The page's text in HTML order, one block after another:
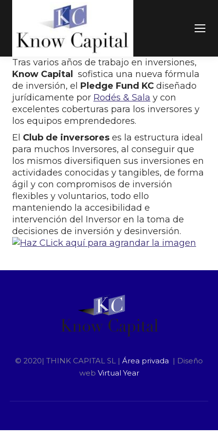
Tras varios años de trabajo en inversiones,
Know Capital
sofistica una nueva fórmula
de inversión, el Pledge Fund KC diseñado
jurídicamente por Rodés & Sala y con
excelentes coberturas para los inversores y
los equipos emprendedores.
El Club de inversores es la estructura ideal
para muchos Inversores, al conseguir que
los mismos diversifiquen sus inversiones en
actividades conocidas y tangibles, de forma
ágil y con compromisos de inversión
flexibles y voluntarios, todo ello
manteniendo la accesibilidad e
intervención del Inversor en la toma de
decisiones de inversión y desinversión.
© 2020| THINK CAPITAL SL | Área privada | Diseño
web Virtual Year